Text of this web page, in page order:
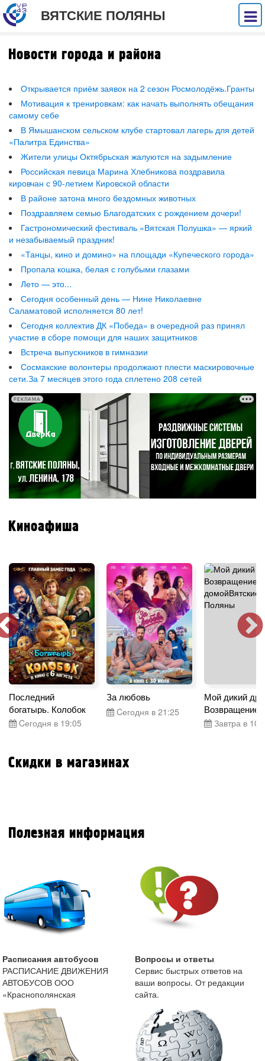
ВЯТСКИЕ ПОЛЯНЫ
Новости города и района
Открывается приём заявок на 2 сезон Росмолодёжь.Гранты
Мотивация к тренировкам: как начать выполнять обещания
самому себе
В Ямышанском сельском клубе стартовал лагерь для детей
«Палитра Единства»
Жители улицы Октябрьская жалуются на задымление
Российская певица Марина Хлебникова поздравила
кировчан с 90-летием Кировской области
В районе затона много бездомных животных
Поздравляем семью Благодатских с рождением дочери!
Гастрономический фестиваль «Вятская Полушка» — яркий
и незабываемый праздник!
«Танцы, кино и домино» на площади «Купеческого города»
Пропала кошка, белая с голубыми глазами
Лето — это...
Сегодня особенный день — Нине Николаевне
Саламатовой исполняется 80 лет!
Сегодня коллектив ДК «Победа» в очередной раз принял
участие в сборе помощи для наших защитников
Встреча выпускников в гимназии
Сосмакские волонтеры продолжают плести маскировочные
сети.За 7 месяцев этого года сплетено 208 сетей
РЕКЛАМА
Киноафиша
Последний
богатырь. Колобок
Cегодня в 19:05
За любовь
Cегодня в 21:25
Мой дикий
Возвращение
Завтра в
Скидки в магазинах
Полезная информация
Расписания автобусов
РАСПИСАНИЕ ДВИЖЕНИЯ
АВТОБУСОВ ООО
«Краснополянская
автоколонна» с 13 мая 2019
Вопросы и ответы
Сервис быстрых ответов на
ваши вопросы. От редакции
сайта.